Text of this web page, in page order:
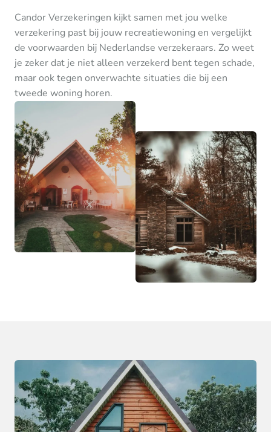
Candor Verzekeringen kijkt samen met jou welke
verzekering past bij jouw recreatiewoning en vergelijkt
de voorwaarden bij Nederlandse verzekeraars. Zo weet
je zeker dat je niet alleen verzekerd bent tegen schade,
maar ook tegen onverwachte situaties die bij een
tweede woning horen.